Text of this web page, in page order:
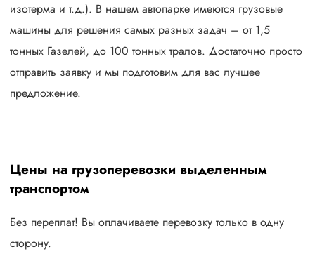
изотерма и т.д.). В нашем автопарке имеются грузовые
машины для решения самых разных задач – от 1,5
тонных Газелей, до 100 тонных тралов. Достаточно просто
отправить заявку и мы подготовим для вас лучшее
предложение.
Цены на грузоперевозки выделенным
транспортом
Без переплат! Вы оплачиваете перевозку только в одну
сторону.